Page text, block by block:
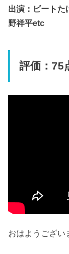
出演：ビートた
野祥平etc
評価：75
おはようござい